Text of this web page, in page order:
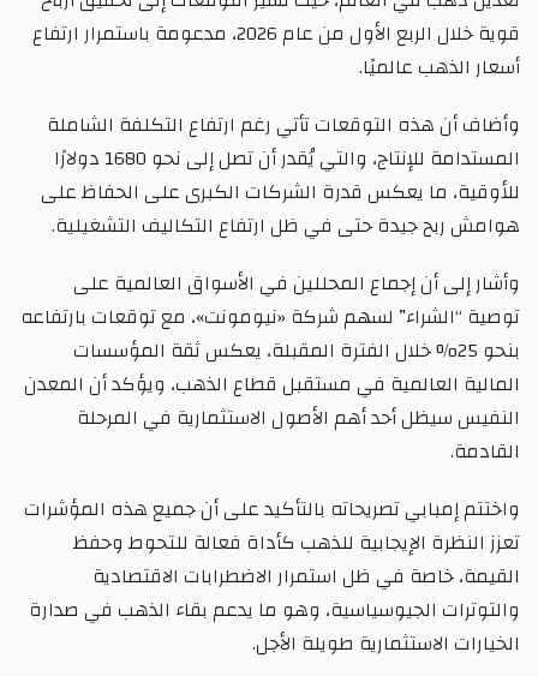
قوية خلال الربع الأول من عام 2026، مدعومة باستمرار ارتفاع
أسعار الذهب عالميًا.
وأضاف أن هذه التوقعات تأتي رغم ارتفاع التكلفة الشاملة
المستدامة للإنتاج، والتي يُقدر أن تصل إلى نحو 1680 دولارًا
للأوقية، ما يعكس قدرة الشركات الكبرى على الحفاظ على
هوامش ربح جيدة حتى في ظل ارتفاع التكاليف التشغيلية.
وأشار إلى أن إجماع المحللين في الأسواق العالمية على
توصية “الشراء” لسهم شركة «نيومونت»، مع توقعات بارتفاعه
بنحو 25% خلال الفترة المقبلة، يعكس ثقة المؤسسات
المالية العالمية في مستقبل قطاع الذهب، ويؤكد أن المعدن
النفيس سيظل أحد أهم الأصول الاستثمارية في المرحلة
القادمة.
واختتم إمبابي تصريحاته بالتأكيد على أن جميع هذه المؤشرات
تعزز النظرة الإيجابية للذهب كأداة فعالة للتحوط وحفظ
القيمة، خاصة في ظل استمرار الاضطرابات الاقتصادية
والتوترات الجيوسياسية، وهو ما يدعم بقاء الذهب في صدارة
الخيارات الاستثمارية طويلة الأجل.